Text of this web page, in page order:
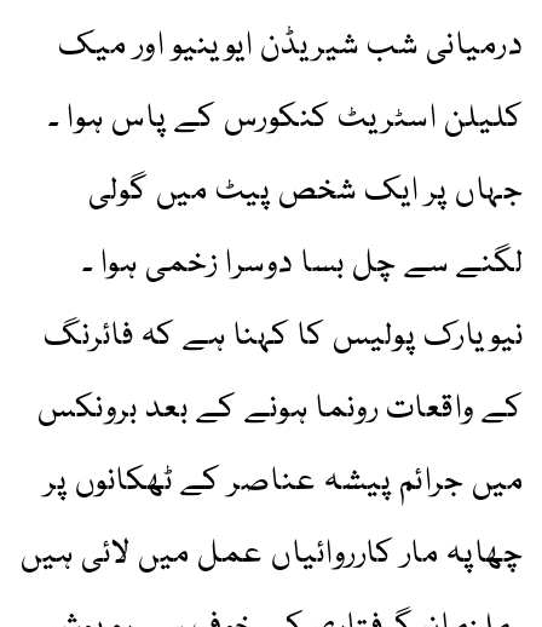
درمیانی شب شیریڈن ایوینیو اور میک
کلیلن اسٹریٹ کنکورس کے پاس ہوا ۔
جہاں پر ایک شخص پیٹ میں گولی
لگنے سے چل بسا دوسرا زخمی ہوا ۔
نیویارک پولیس کا کہنا ہے کہ فائرنگ
کے واقعات رونما ہونے کے بعد برونکس
میں جرائم پیشہ عناصر کے ٹھکانوں پر
چھاپہ مار کارروائیاں عمل میں لائی ہیں